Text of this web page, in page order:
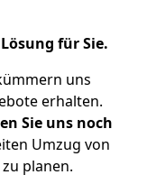
für Sie.
uns
erhalten.
Sie uns noch
Umzug von
planen.